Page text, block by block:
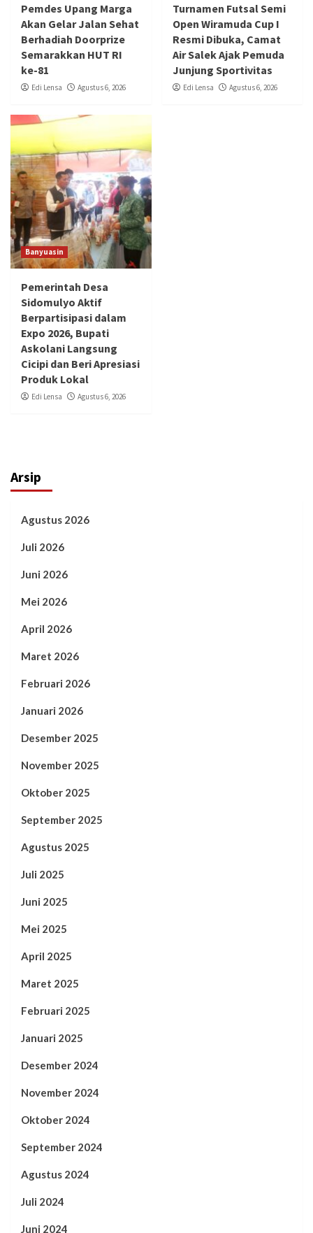
Pemdes Upang Marga
Akan Gelar Jalan Sehat
Berhadiah Doorprize
Semarakkan HUT RI
ke-81
Edi Lensa Agustus 6, 2026
Turnamen Futsal Semi
Open Wiramuda Cup I
Resmi Dibuka, Camat
Air Salek Ajak Pemuda
Junjung Sportivitas
Edi Lensa Agustus 6, 2026
Banyuasin
Pemerintah Desa
Sidomulyo Aktif
Berpartisipasi dalam
Expo 2026, Bupati
Askolani Langsung
Cicipi dan Beri Apresiasi
Produk Lokal
Edi Lensa Agustus 6, 2026
Arsip
Agustus 2026
Juli 2026
Juni 2026
Mei 2026
April 2026
Maret 2026
Februari 2026
Januari 2026
Desember 2025
November 2025
Oktober 2025
September 2025
Agustus 2025
Juli 2025
Juni 2025
Mei 2025
April 2025
Maret 2025
Februari 2025
Januari 2025
Desember 2024
November 2024
Oktober 2024
September 2024
Agustus 2024
Juli 2024
Juni 2024